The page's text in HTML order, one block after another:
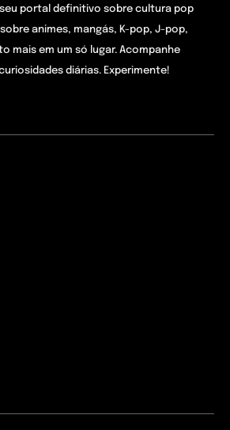
seu portal definitivo sobre cultura pop
animes, mangás, K-pop, J-pop,
mais em um só lugar. Acompanhe
diárias. Experimente!